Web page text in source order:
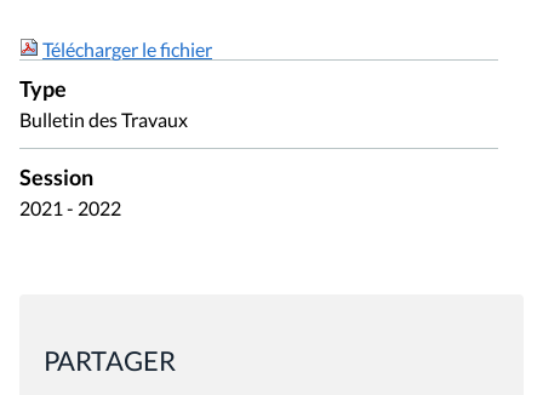
Télécharger le fichier
Type
Bulletin des Travaux
Session
2021 - 2022
PARTAGER